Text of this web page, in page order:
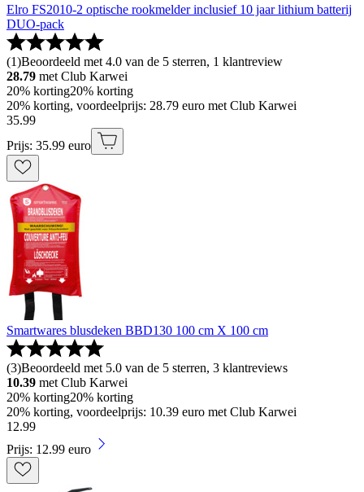
Elro FS2010-2 optische rookmelder inclusief 10 jaar lithium batterij
DUO-pack
(1)Beoordeeld met 4.0 van de 5 sterren, 1 klantreview
28.79 met Club Karwei
20% korting20% korting
20% korting, voordeelprijs: 28.79 euro met Club Karwei
35.99
Prijs: 35.99 euro
Smartwares blusdeken BBD130 100 cm X 100 cm
(3)Beoordeeld met 5.0 van de 5 sterren, 3 klantreviews
10.39 met Club Karwei
20% korting20% korting
20% korting, voordeelprijs: 10.39 euro met Club Karwei
12.99
Prijs: 12.99 euro